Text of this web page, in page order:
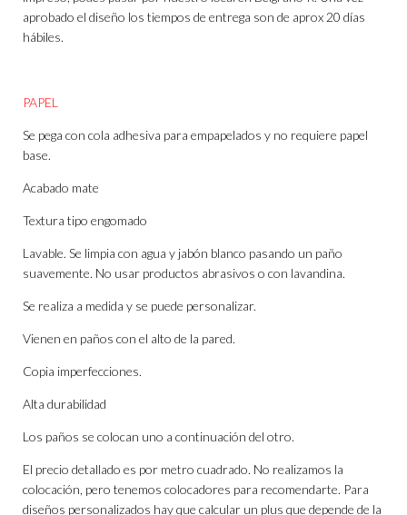
aprobado el diseño los tiempos de entrega son de aprox 20 días
hábiles.
PAPEL
Se pega con cola adhesiva para empapelados y no requiere papel
base.
Acabado mate
Textura tipo engomado
Lavable. Se limpia con agua y jabón blanco pasando un paño
suavemente. No usar productos abrasivos o con lavandina.
Se realiza a medida y se puede personalizar.
Vienen en paños con el alto de la pared.
Copia imperfecciones.
Alta durabilidad
Los paños se colocan uno a continuación del otro.
El precio detallado es por metro cuadrado. No realizamos la
colocación, pero tenemos colocadores para recomendarte. Para
diseños personalizados hay que calcular un plus que depende de la